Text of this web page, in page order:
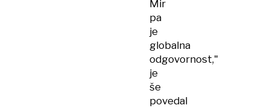
Mir
pa
je
globalna
odgovornost,"
je
še
povedal